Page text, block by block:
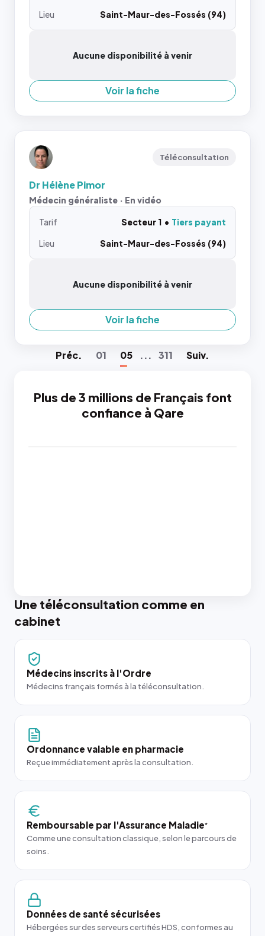
Lieu
Saint-Maur-des-Fossés (94)
Aucune disponibilité à venir
Voir la fiche
Téléconsultation
Dr Hélène Pimor
Médecin généraliste · En vidéo
Tarif Secteur 1
Tiers payant
Lieu
Saint-Maur-des-Fossés (94)
Aucune disponibilité à venir
Voir la fiche
Préc. 01 05 ... 311 Suiv.
Plus de 3 millions de Français font
confiance à Qare
Une téléconsultation comme en
cabinet
Médecins inscrits à l'Ordre
Médecins français formés à la téléconsultation.
Ordonnance valable en pharmacie
Reçue immédiatement après la consultation.
Remboursable par l'Assurance Maladie*
Comme une consultation classique, selon le parcours de
soins.
Données de santé sécurisées
Hébergées sur des serveurs certifiés HDS, conformes au